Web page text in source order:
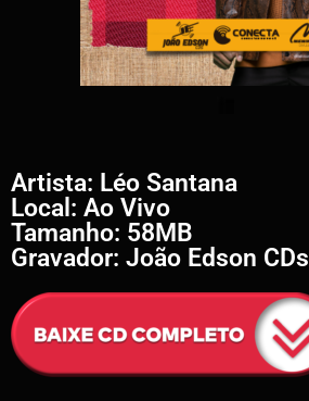
Artista: Léo Santana
Local: Ao Vivo
Tamanho: 58MB
Gravador: João Edson CDs